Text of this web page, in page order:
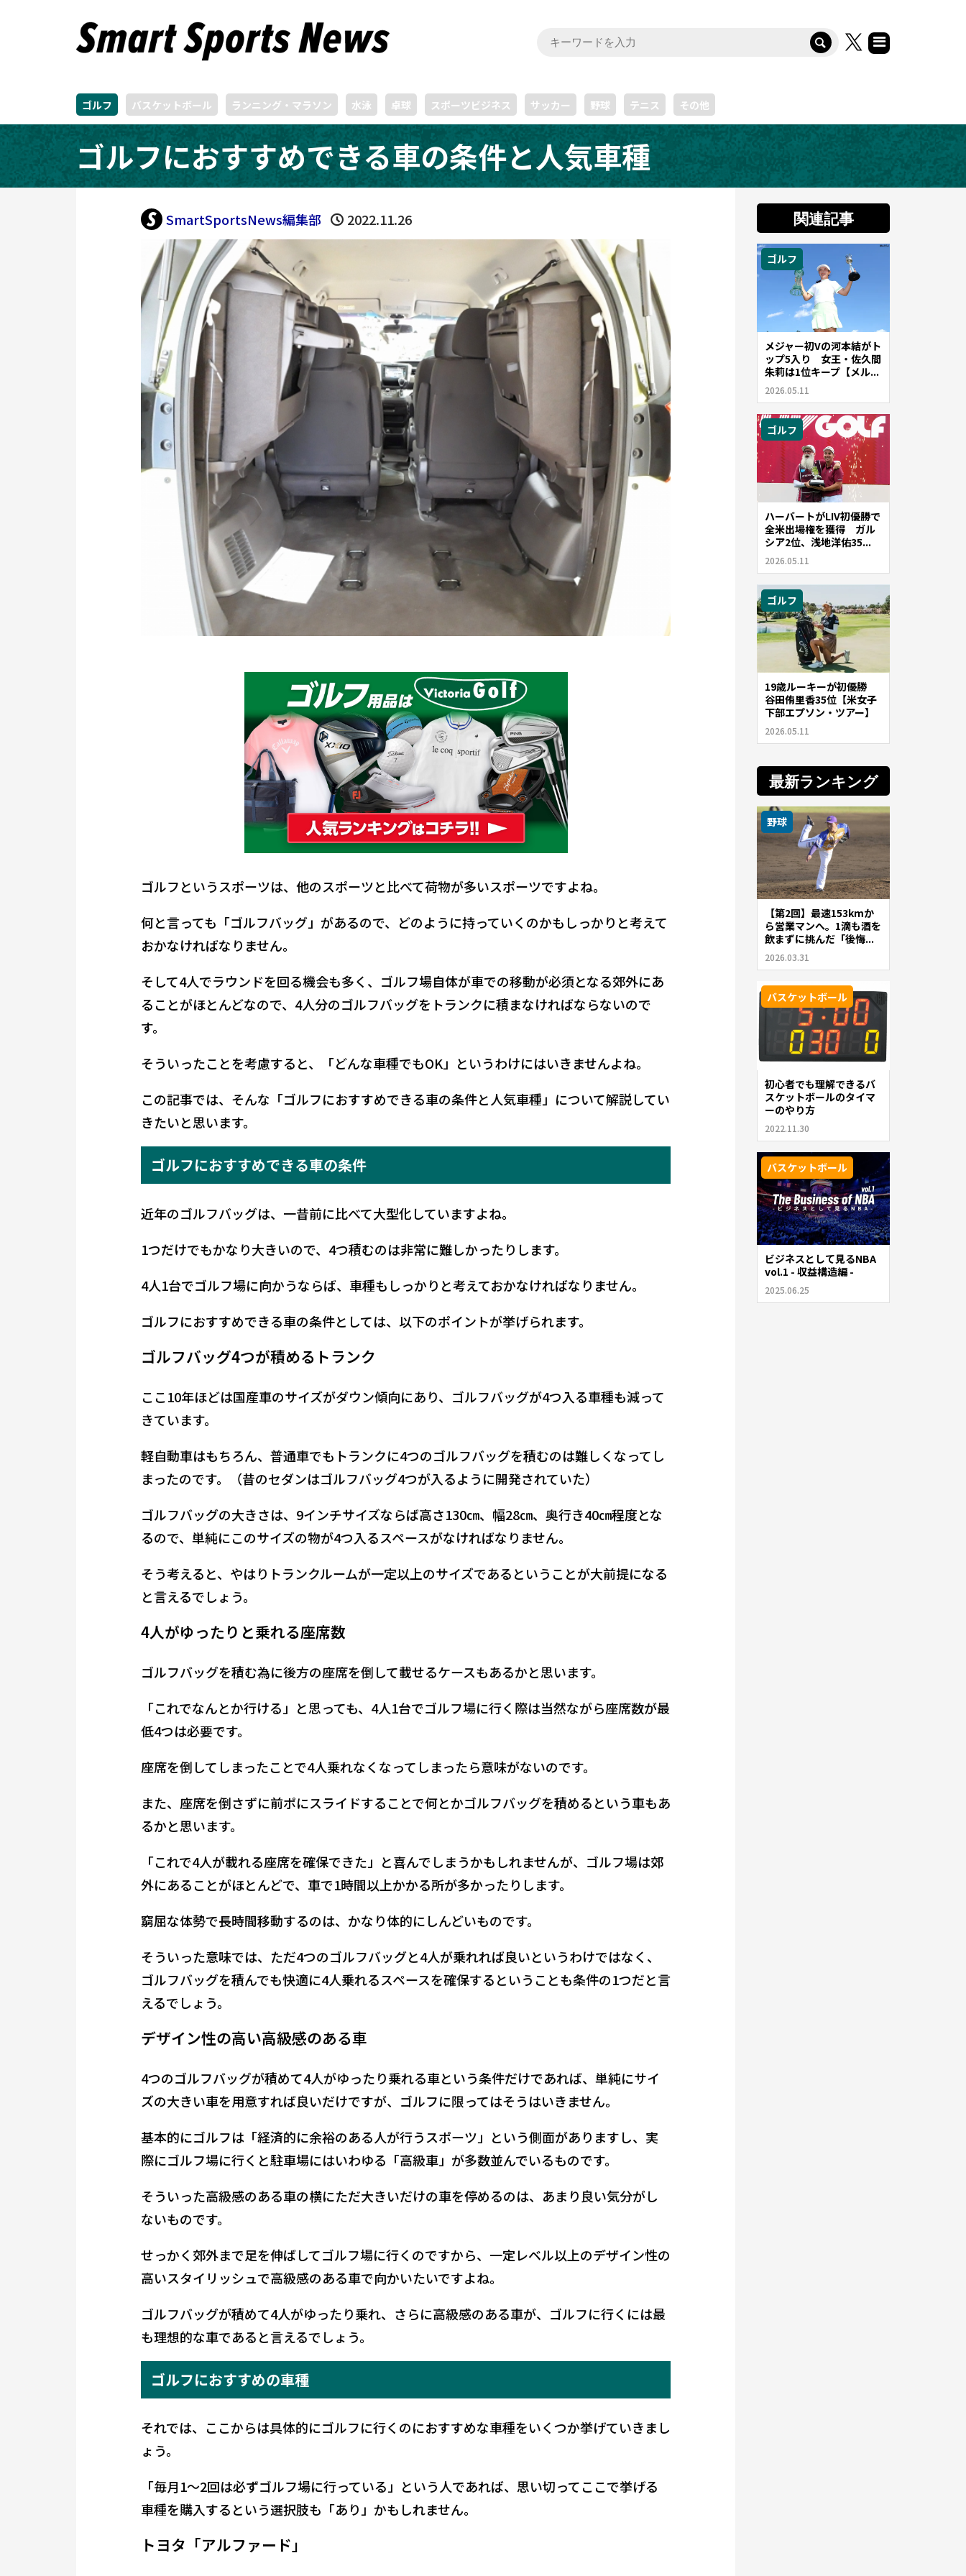
ゴルフ バスケットボール ランニング・マラソン 水泳 卓球 スポーツビジネス サッカー 野球 テニス その他
ゴルフにおすすめできる車の条件と人気車種
SmartSportsNews編集部 2022.11.26
ゴルフというスポーツは、他のスポーツと比べて荷物が多いスポーツですよね。
何と言っても「ゴルフバッグ」があるので、どのように持っていくのかもしっかりと考えて
おかなければなりません。
そして4人でラウンドを回る機会も多く、ゴルフ場自体が車での移動が必須となる郊外にあ
ることがほとんどなので、4人分のゴルフバッグをトランクに積まなければならないので
す。
そういったことを考慮すると、「どんな車種でもOK」というわけにはいきませんよね。
この記事では、そんな「ゴルフにおすすめできる車の条件と人気車種」について解説してい
きたいと思います。
ゴルフにおすすめできる車の条件
近年のゴルフバッグは、一昔前に比べて大型化していますよね。
1つだけでもかなり大きいので、4つ積むのは非常に難しかったりします。
4人1台でゴルフ場に向かうならば、車種もしっかりと考えておかなければなりません。
ゴルフにおすすめできる車の条件としては、以下のポイントが挙げられます。
ゴルフバッグ4つが積めるトランク
ここ10年ほどは国産車のサイズがダウン傾向にあり、ゴルフバッグが4つ入る車種も減って
きています。
軽自動車はもちろん、普通車でもトランクに4つのゴルフバッグを積むのは難しくなってし
まったのです。（昔のセダンはゴルフバッグ4つが入るように開発されていた）
ゴルフバッグの大きさは、9インチサイズならば高さ130㎝、幅28㎝、奥行き40㎝程度とな
るので、単純にこのサイズの物が4つ入るスペースがなければなりません。
そう考えると、やはりトランクルームが一定以上のサイズであるということが大前提になる
と言えるでしょう。
4人がゆったりと乗れる座席数
ゴルフバッグを積む為に後方の座席を倒して載せるケースもあるかと思います。
「これでなんとか行ける」と思っても、4人1台でゴルフ場に行く際は当然ながら座席数が最
低4つは必要です。
座席を倒してしまったことで4人乗れなくなってしまったら意味がないのです。
また、座席を倒さずに前ポにスライドすることで何とかゴルフバッグを積めるという車もあ
るかと思います。
「これで4人が載れる座席を確保できた」と喜んでしまうかもしれませんが、ゴルフ場は郊
外にあることがほとんどで、車で1時間以上かかる所が多かったりします。
窮屈な体勢で長時間移動するのは、かなり体的にしんどいものです。
そういった意味では、ただ4つのゴルフバッグと4人が乗れれば良いというわけではなく、
ゴルフバッグを積んでも快適に4人乗れるスペースを確保するということも条件の1つだと言
えるでしょう。
デザイン性の高い高級感のある車
4つのゴルフバッグが積めて4人がゆったり乗れる車という条件だけであれば、単純にサイ
ズの大きい車を用意すれば良いだけですが、ゴルフに限ってはそうはいきません。
基本的にゴルフは「経済的に余裕のある人が行うスポーツ」という側面がありますし、実
際にゴルフ場に行くと駐車場にはいわゆる「高級車」が多数並んでいるものです。
そういった高級感のある車の横にただ大きいだけの車を停めるのは、あまり良い気分がし
ないものです。
せっかく郊外まで足を伸ばしてゴルフ場に行くのですから、一定レベル以上のデザイン性の
高いスタイリッシュで高級感のある車で向かいたいですよね。
ゴルフバッグが積めて4人がゆったり乗れ、さらに高級感のある車が、ゴルフに行くには最
も理想的な車であると言えるでしょう。
ゴルフにおすすめの車種
それでは、ここからは具体的にゴルフに行くのにおすすめな車種をいくつか挙げていきまし
ょう。
「毎月1～2回は必ずゴルフ場に行っている」という人であれば、思い切ってここで挙げる
車種を購入するという選択肢も「あり」かもしれません。
トヨタ「アルファード」
関連記事
ゴルフ
メジャー初Vの河本結がト
ップ5入り 女王・佐久間
朱莉は1位キープ【メル...
2026.05.11
ゴルフ
ハーバートがLIV初優勝で
全米出場権を獲得 ガル
シア2位、浅地洋佑35...
2026.05.11
ゴルフ
19歳ルーキーが初優勝
谷田侑里香35位【米女子
下部エプソン・ツアー】
2026.05.11
最新ランキング
野球
【第2回】最速153kmか
ら営業マンへ。1滴も酒を
飲まずに挑んだ「後悔...
2026.03.31
バスケットボール
初心者でも理解できるバ
スケットボールのタイマ
ーのやり方
2022.11.30
バスケットボール
ビジネスとして見るNBA
vol.1 - 収益構造編 -
2025.06.25